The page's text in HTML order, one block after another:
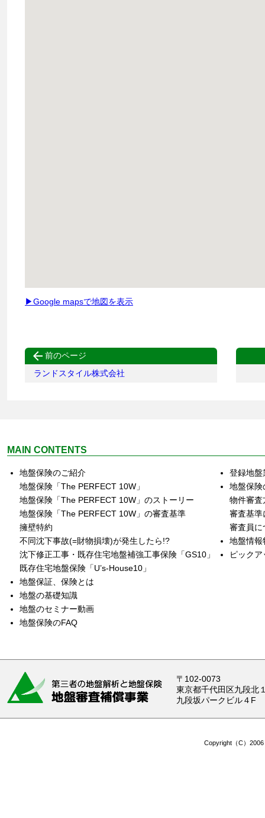
▶Google mapsで地図を表示
 前のページ
ランドスタイル株式会社
MAIN CONTENTS
地盤保険のご紹介
地盤保険「The PERFECT 10W」
地盤保険「The PERFECT 10W」のストーリー
地盤保険「The PERFECT 10W」の審査基準
擁壁特約
不同沈下事故(=財物損壊)が発生したら!?
沈下修正工事・既存住宅地盤補強工事保険「GS10」
既存住宅地盤保険「U’s‐House10」
地盤保証、保険とは
地盤の基礎知識
地盤のセミナー動画
地盤保険のFAQ
登録地盤
地盤保険
物件審査
審査基準
審査員に
地盤情報
ピック
〒102-0073
東京都千代田区九段北
九段坂パークビル４F
Copyright（C）